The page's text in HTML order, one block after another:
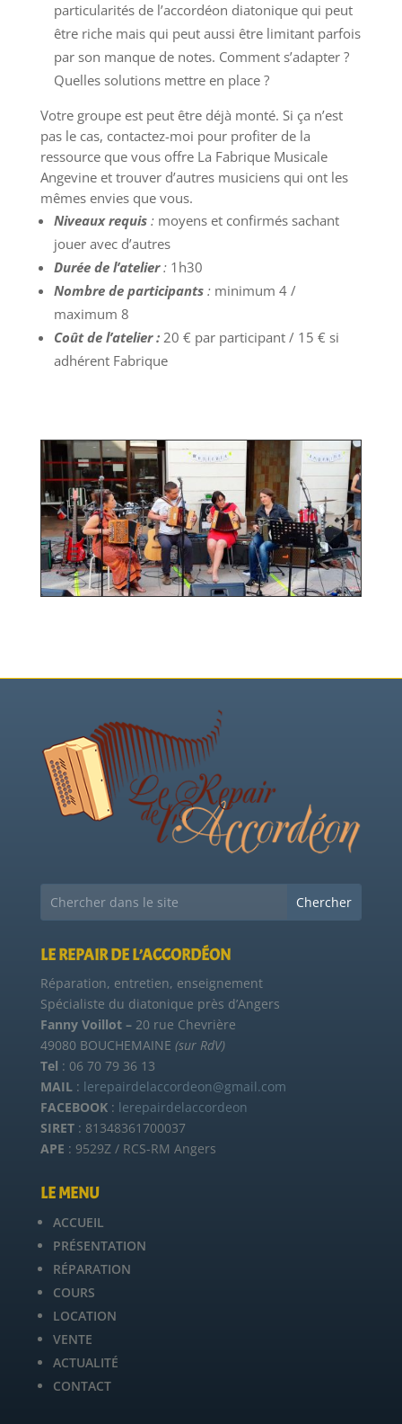
particularités de l’accordéon diatonique qui peut
être riche mais qui peut aussi être limitant parfois
par son manque de notes. Comment s’adapter ?
Quelles solutions mettre en place ?
Votre groupe est peut être déjà monté. Si ça n’est
pas le cas, contactez-moi pour profiter de la
ressource que vous offre La Fabrique Musicale
Angevine et trouver d’autres musiciens qui ont les
mêmes envies que vous.
Niveaux requis: moyens et confirmés sachant
jouer avec d’autres
Durée de l’atelier:1h30
Nombre de participants:minimum 4 /
maximum 8
Coût de l’atelier :20 € par participant / 15 € si
adhérent Fabrique
LE REPAIR DE L’ACCORDÉON
Réparation, entretien, enseignement
Spécialiste du diatonique près d’Angers
Fanny Voillot – 20 rue Chevrière
49080 BOUCHEMAINE (sur RdV)
Tel : 06 70 79 36 13
MAIL: lerepairdelaccordeon@gmail.com
FACEBOOK: lerepairdelaccordeon
SIRET: 81348361700037
APE : 9529Z / RCS-RM Angers
LE MENU
ACCUEIL
PRÉSENTATION
RÉPARATION
COURS
LOCATION
VENTE
ACTUALITÉ
CONTACT